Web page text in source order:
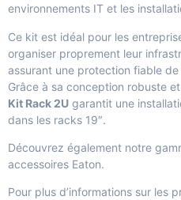
environnements IT et les
Ce kit est idéal pour les
organiser proprement leur
assurant une protection fiable
Grâce à sa conception robuste
Kit Rack 2U garantit une
dans les racks 19″.
Découvrez également notre
accessoires Eaton.
Pour plus d’informations sur les